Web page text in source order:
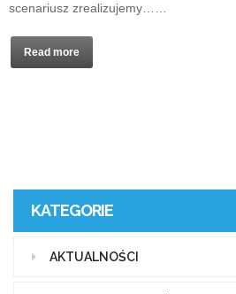
scenariusz zrealizujemy……
Read more
KATEGORIE
AKTUALNOŚCI